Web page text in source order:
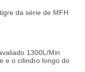
da série de MFH
1300L/Min
e o cilindro longo do